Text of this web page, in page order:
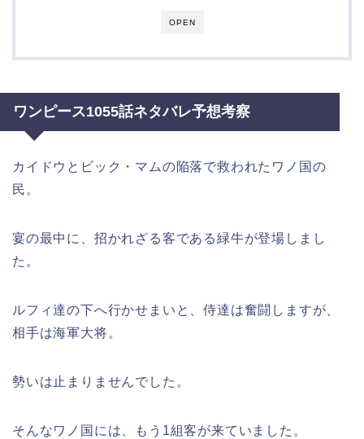
OPEN
ワンピース1055話ネタバレ予想考察
カイドウとビック・マムの陥落で救われたワノ国の
民。
宴の最中に、招かれざる客である緑牛が登場しまし
た。
ルフィ達の下へ行かせまいと、侍達は奮闘しますが、
相手は海軍大将。
勢いは止まりませんでした。
そんなワノ国には、もう1組客が来ていました。